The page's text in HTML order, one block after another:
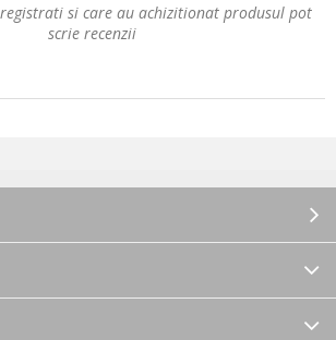
si care au achizitionat produsul pot
scrie recenzii